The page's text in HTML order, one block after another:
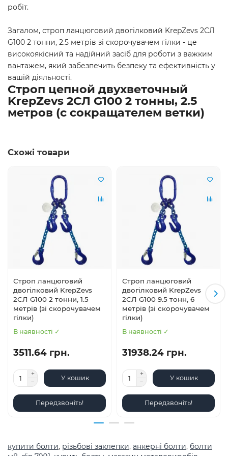
робіт.
Загалом, строп ланцюговий двогілковий KrepZevs 2СЛ
G100 2 тонни, 2.5 метрів зі скорочувачем гілки - це
високоякісний та надійний засіб для роботи з важким
вантажем, який забезпечить безпеку та ефективність у
вашій діяльності.
Строп цепной двухветочный
KrepZevs 2СЛ G100 2 тонны, 2.5
метров (с сокращателем ветки)
Схожі товари
Строп ланцюговий
двогілковий KrepZevs
2СЛ G100 2 тонни, 1.5
метрів (зі скорочувачем
гілки)
В наявності ✓
3511.64 грн.
У кошик
Передзвоніть!
Строп ланцюговий
двогілковий KrepZevs
2СЛ G100 9.5 тонн, 6
метрів (зі скорочувачем
гілки)
В наявності ✓
31938.24 грн.
У кошик
Передзвоніть!
купити болти, різьбові заклепки, анкерні болти, болти